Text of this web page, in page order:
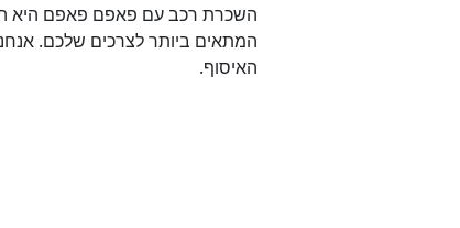
השכרת רכב עם פאפם פאפם היא
המתאים ביותר לצרכים שלכם.
האיסוף.